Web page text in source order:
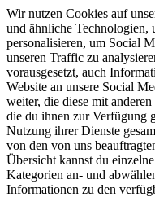
Wir nutzen Cookies auf
und ähnliche Technologien,
personalisieren, um Social
unseren Traffic zu
vorausgesetzt, auch
Website an unsere Social
weiter, die diese mit
die du ihnen zur Verfügung
Nutzung ihrer Dienste
von den von uns
Übersicht kannst du
Kategorien an- und
Informationen zu den